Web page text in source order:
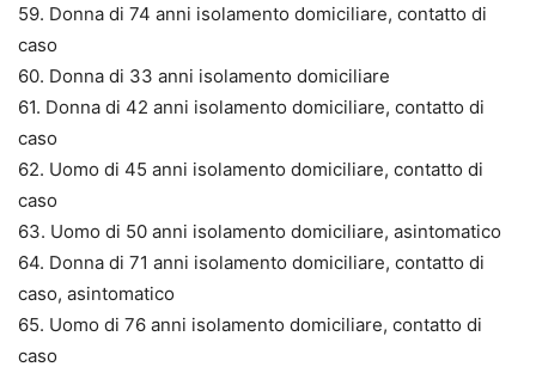
59. Donna di 74 anni isolamento domiciliare, contatto di
caso
60. Donna di 33 anni isolamento domiciliare
61. Donna di 42 anni isolamento domiciliare, contatto di
caso
62. Uomo di 45 anni isolamento domiciliare, contatto di
caso
63. Uomo di 50 anni isolamento domiciliare, asintomatico
64. Donna di 71 anni isolamento domiciliare, contatto di
caso, asintomatico
65. Uomo di 76 anni isolamento domiciliare, contatto di
caso